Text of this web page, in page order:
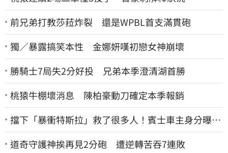
前兄弟打教莎菈炸裂 還是WPBL首支滿貫砲
獨／暴露搞笑本性 金娜妍嘆初戀女神崩壞
勝騎士7局失2分好投 兄弟本季澄清湖首勝
桃猿牛棚壞消息 陳柏豪動刀確定本季報銷
擋下「暴衝特斯拉」救了很多人！賓士車主身分曝…
他社群擁1.4萬追蹤
道奇守護神挨再見2分砲 遭逆轉苦吞7連敗